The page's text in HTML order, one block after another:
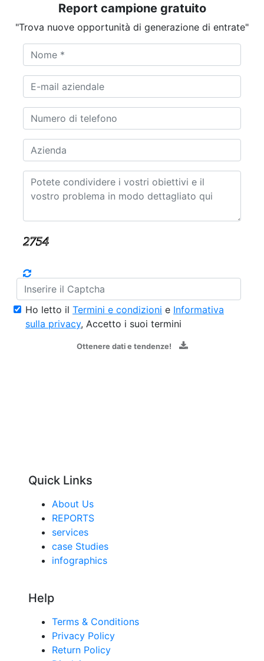
Report campione gratuito
"Trova nuove opportunità di generazione di entrate"
Ho letto il Termini e condizioni e Informativa
sulla privacy, Accetto i suoi termini
Ottenere dati e tendenze!
Quick Links
About Us
REPORTS
services
case Studies
infographics
Help
Terms & Conditions
Privacy Policy
Return Policy